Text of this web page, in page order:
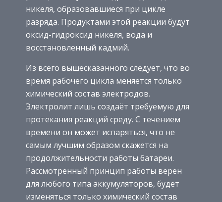
никеля, образовавшиеся при цикле
разряда. Продуктами этой реакции будут
оксид-гидроксид никеля, вода и
восстановленный кадмий.
Из всего вышесказанного следует, что во
время рабочего цикла меняется только
химический состав электродов.
Электролит лишь создаёт требуемую для
протекания реакций среду. С течением
времени он может испаряться, что не
самым лучшим образом скажется на
продолжительности работы батареи.
Рассмотренный принцип работы верен
для любого типа аккумуляторов, будет
изменяться только химический состав